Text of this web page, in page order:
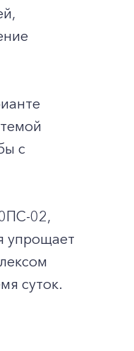
с
02,
упрощает
суток.